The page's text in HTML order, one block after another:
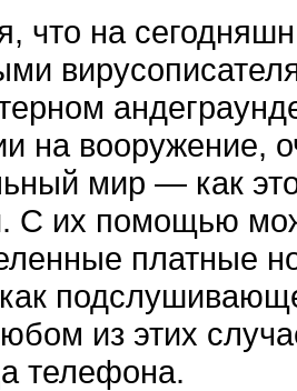
что на
на вооружение,
мир — как
С их помощью
платные
из этих
телефона.